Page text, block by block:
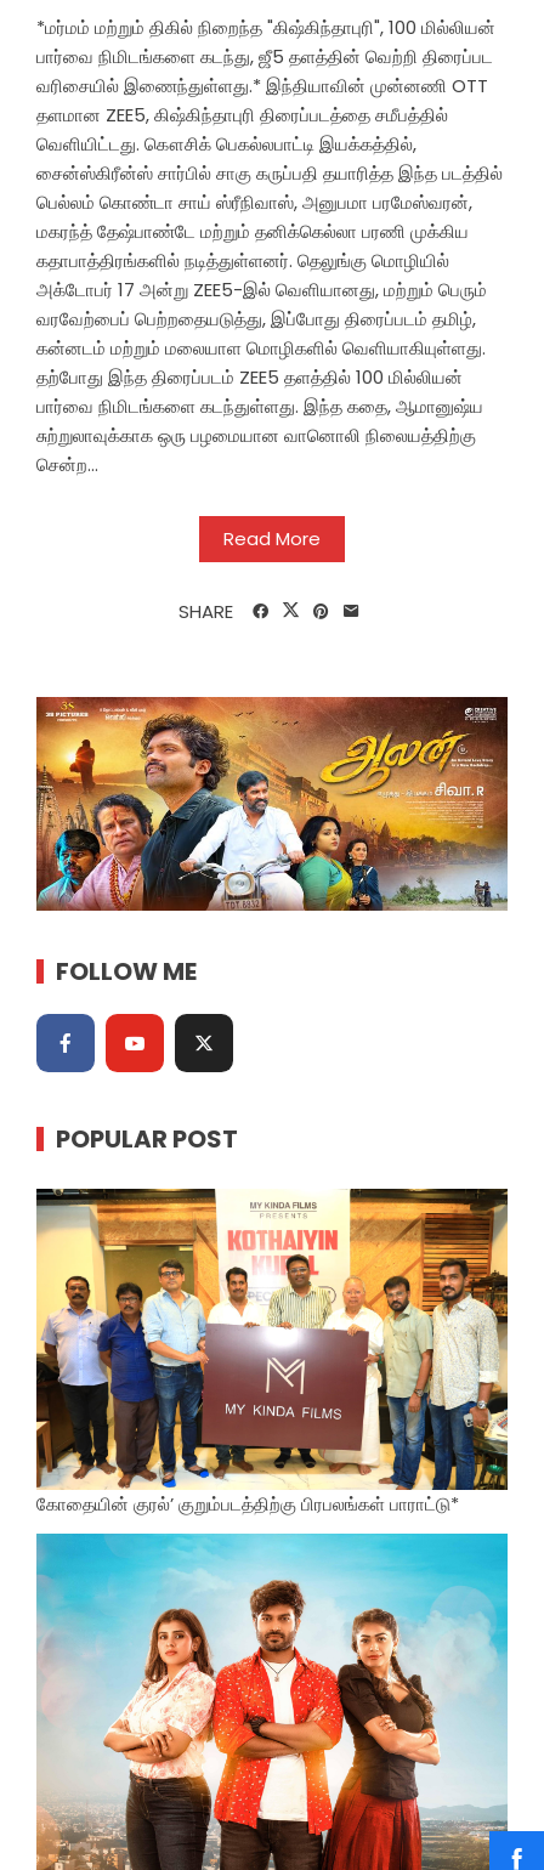
*மர்மம் மற்றும் திகில் நிறைந்த "கிஷ்கிந்தாபுரி", 100 மில்லியன்
பார்வை நிமிடங்களை கடந்து, ஜீ5 தளத்தின் வெற்றி திரைப்பட
வரிசையில் இணைந்துள்ளது.* இந்தியாவின் முன்னணி OTT
தளமான ZEE5, கிஷ்கிந்தாபுரி திரைப்படத்தை சமீபத்தில்
வெளியிட்டது. கௌசிக் பெகல்லபாட்டி இயக்கத்தில்,
சைன்ஸ்கிரீன்ஸ் சார்பில் சாகு கருப்பதி தயாரித்த இந்த படத்தில்
பெல்லம் கொண்டா சாய் ஸ்ரீநிவாஸ், அனுபமா பரமேஸ்வரன்,
மகரந்த் தேஷ்பாண்டே மற்றும் தனிக்கெல்லா பரணி முக்கிய
கதாபாத்திரங்களில் நடித்துள்ளனர். தெலுங்கு மொழியில்
அக்டோபர் 17 அன்று ZEE5-இல் வெளியானது, மற்றும் பெரும்
வரவேற்பைப் பெற்றதையடுத்து, இப்போது திரைப்படம் தமிழ்,
கன்னடம் மற்றும் மலையாள மொழிகளில் வெளியாகியுள்ளது.
தற்போது இந்த திரைப்படம் ZEE5 தளத்தில் 100 மில்லியன்
பார்வை நிமிடங்களை கடந்துள்ளது. இந்த கதை, ஆமானுஷ்ய
சுற்றுலாவுக்காக ஒரு பழமையான வானொலி நிலையத்திற்கு
சென்ற...
Read More
SHARE
FOLLOW ME
POPULAR POST
கோதையின் குரல்’ குறும்படத்திற்கு பிரபலங்கள் பாராட்டு*